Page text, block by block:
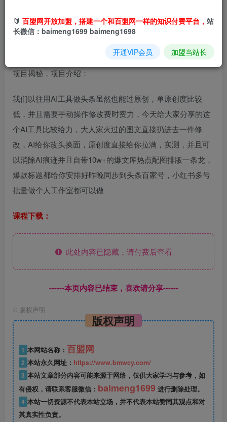
项目揭秘，项目介绍：
我们以往用AI工具做头条虽然也能过原创，单原创度比较
低，并且需要手动操作修改费时费力，今天给大家分享的这
个AI工具比较给力，大人家火过的图文直接扔进去一件修
改，AI给你改头换面，原创度直接给你拉满，实测，并且可
以消除AI痕迹并且自带10w+的爆文库热点配图排版一条龙，
爆款标题都给你安排好昨晚同步到头条百家号，小红书多号
批量做个人工作室都可以做
课程下载：
此处内容已隐藏，请付费后查看
------本页内容已结束，喜欢请分享------
© 版权声明
版权声明
1 本网站名称： 百盟网
2 本站永久网址： https://www.bmwcy.com/
3 本站文章部分内容可能来源于网络，仅供大家学习与参考，如
有侵权，请联系客服微信： baimeng1699 进行删除处理。
4 本站一切资源不代表本站立场，并不代表本站赞同其观点和对
其真实性负责。
🔰 百盟网开放加盟，搭建一个和百盟网一样的知识付费平台， 站
长微信：baimeng1699 baimeng1698
开通VIP会员 加盟当站长